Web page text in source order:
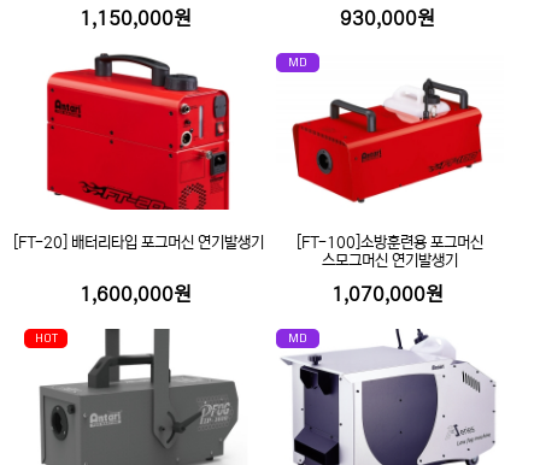
1,150,000원 930,000원
[FT-20] 배터리타입 포그머신 연기발생기
1,600,000원
MD
[FT-100]소방훈련용 포그머신
스모그머신 연기발생기
1,070,000원
HOT MD